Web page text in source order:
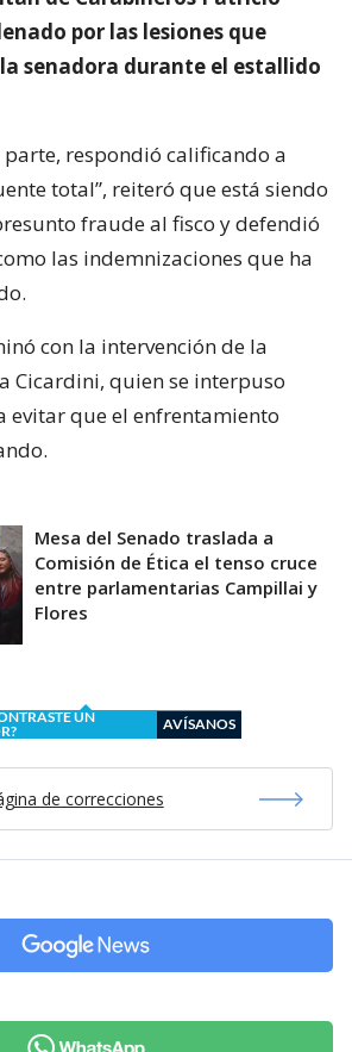
por las lesiones que
senadora durante el estallido
respondió calificando a
total”, reiteró que está siendo
fraude al fisco y defendió
las indemnizaciones que ha
con la intervención de la
Cicardini, quien se interpuso
evitar que el enfrentamiento
Mesa del Senado traslada a
Comisión de Ética el tenso cruce
entre parlamentarias Campillai y
Flores
UN
AVÍSANOS
de correcciones